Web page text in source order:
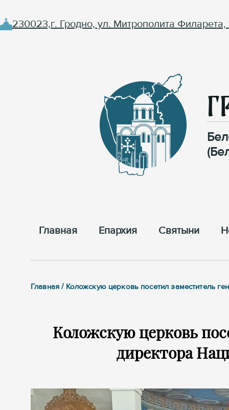
230023,г. Гродно, ул. Митрополита Филарета,
Главная Епархия Cвятыни
Главная / Коложскую церковь посетил заместитель
Коложскую церковь
директора